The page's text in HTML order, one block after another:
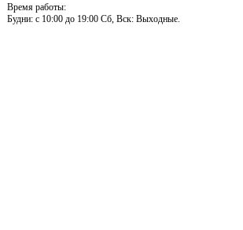
Время работы:
Будни: c 10:00 до 19:00 Сб, Вск: Выходные.